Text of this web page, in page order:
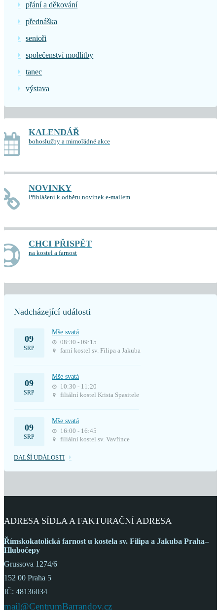
přání a děkování
přednáška
senioři
společenství modlitby
tanec
výstava
KALENDÁŘ
bohoslužby a mimořádné akce
NOVINKY
Přihlášení k odběru novinek e-mailem
CHCI PŘISPĚT
na kostel a farnost
Nadcházející události
09
SRP
Mše svatá
08:30 - 09:15
farní kostel sv. Filipa a Jakuba
09
SRP
Mše svatá
10:30 - 11:20
filiální kostel Krista Spasitele
09
SRP
Mše svatá
16:00 - 16:45
filiální kostel sv. Vavřince
DALŠÍ UDÁLOSTI
ADRESA SÍDLA A FAKTURAČNÍ ADRESA
Římskokatolická farnost u kostela sv. Filipa a Jakuba Praha–
Hlubočepy
Grussova 1274/6
152 00 Praha 5
IČ: 48136034
mail@CentrumBarrandov.cz